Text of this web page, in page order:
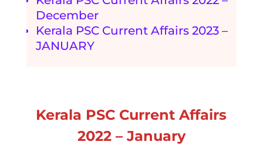
December
Kerala PSC Current Affairs 2023 –
JANUARY
Kerala PSC Current Affairs
2022 – January